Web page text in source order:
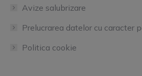
Avize salubrizare
Prelucrarea datelor cu caracter
Politica cookie